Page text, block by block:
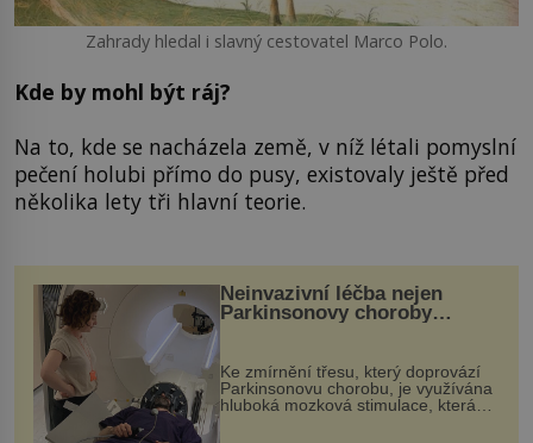
Zahrady hledal i slavný cestovatel Marco Polo.
Kde by mohl být ráj?
Na to, kde se nacházela země, v níž létali pomyslní
pečení holubi přímo do pusy, existovaly ještě před
několika lety tři hlavní teorie.
Neinvazivní léčba nejen
Parkinsonovy choroby
Ke zmírnění třesu, který doprovází
Parkinsonovu chorobu, je využívána
hluboká mozková stimulace, která
však vyžaduje vysoce invazivní